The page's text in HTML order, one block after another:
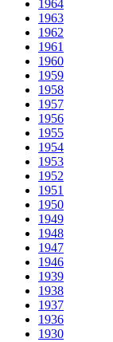
1964
1963
1962
1961
1960
1959
1958
1957
1956
1955
1954
1953
1952
1951
1950
1949
1948
1947
1946
1939
1938
1937
1936
1930